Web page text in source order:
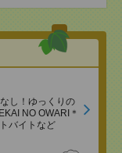
し！ゆっくりの
NO OWARI＊
バイトなど